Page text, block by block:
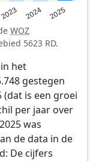
2023 2024 2025
WOZ
5623 RD.
het
gestegen
(dat is een groei
per jaar over
was
de data in de
De cijfers